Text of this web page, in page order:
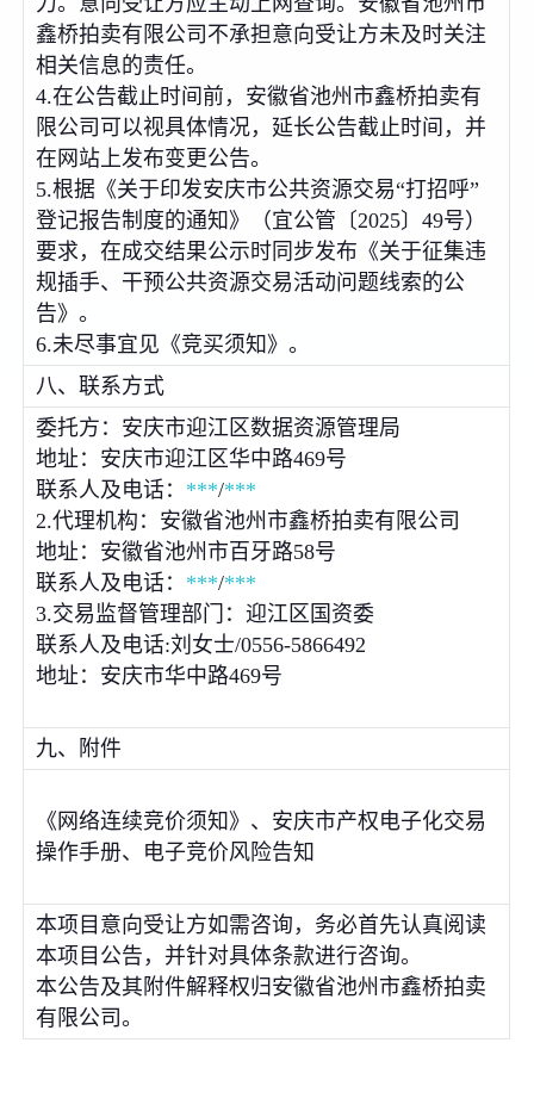
鑫桥拍卖有限公司不承担意向受让方未及时关注
相关信息的责任。
4.在公告截止时间前，安徽省池州市鑫桥拍卖有
限公司可以视具体情况，延长公告截止时间，并
在网站上发布变更公告。
5.根据《关于印发安庆市公共资源交易“打招呼”
登记报告制度的通知》（宜公管〔2025〕49号）
要求，在成交结果公示时同步发布《关于征集违
规插手、干预公共资源交易活动问题线索的公
告》。
6.未尽事宜见《竞买须知》。
八、联系方式
委托方：安庆市迎江区数据资源管理局
地址：安庆市迎江区华中路469号
联系人及电话： ***/***
2.代理机构：安徽省池州市鑫桥拍卖有限公司
地址：安徽省池州市百牙路58号
联系人及电话： ***/***
3.交易监督管理部门：迎江区国资委
联系人及电话:刘女士/0556-5866492
地址：安庆市华中路469号
九、附件
《网络连续竞价须知》、安庆市产权电子化交易
操作手册、电子竞价风险告知
本项目意向受让方如需咨询，务必首先认真阅读
本项目公告，并针对具体条款进行咨询。
本公告及其附件解释权归安徽省池州市鑫桥拍卖
有限公司。